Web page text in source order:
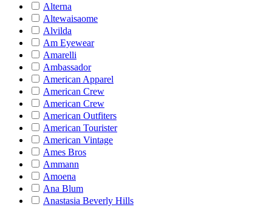
Alterna
Altewaisaome
Alvilda
Am Eyewear
Amarelli
Ambassador
American Apparel
American Crew
American Crew
American Outfiters
American Tourister
American Vintage
Ames Bros
Ammann
Amoena
Ana Blum
Anastasia Beverly Hills